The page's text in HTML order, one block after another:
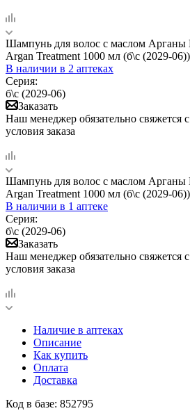
Шампунь для волос с маслом Арганы
Argan Treatment 1000 мл (б\с (2029-06))
В наличии в 2 аптеках
Серия:
б\с (2029-06)
Заказать
Наш менеджер обязательно свяжется
условия заказа
Шампунь для волос с маслом Арганы
Argan Treatment 1000 мл (б\с (2029-06))
В наличии в 1 аптеке
Серия:
б\с (2029-06)
Заказать
Наш менеджер обязательно свяжется
условия заказа
Наличие в аптеках
Описание
Как купить
Оплата
Доставка
Код в базе: 852795